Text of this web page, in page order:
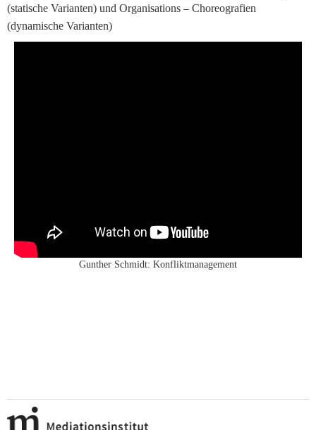
(statische Varianten) und Organisations – Choreografien
(dynamische Varianten)
Gunther Schmidt: Konfliktmanagement